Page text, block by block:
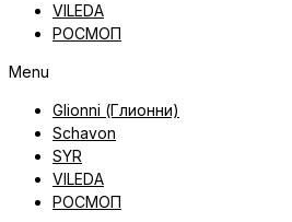
VILEDA
РОСМОП
Menu
Glionni (Глионни)
Schavon
SYR
VILEDA
РОСМОП